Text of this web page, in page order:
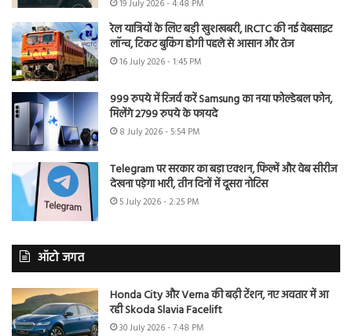
19 July 2026 - 4:48 PM
रेल यात्रियों के लिए बड़ी खुशखबरी, IRCTC की नई वेबसाइट
लॉन्च, टिकट बुकिंग होगी पहले से आसान और तेज
16 July 2026 - 1:45 PM
999 रुपये में रिजर्व करें Samsung का नया फोल्डेबल फोन,
मिलेंगे 2799 रुपये के फायदे
8 July 2026 - 5:54 PM
Telegram पर सरकार का बड़ा एक्शन, फिल्में और वेब सीरीज
देखना पड़ेगा भारी, तीन दिनों में दूसरा नोटिस
5 July 2026 - 2:25 PM
ऑटो जगत
Honda City और Verna की बढ़ी टेंशन, नए अवतार में आ
रही Skoda Slavia Facelift
30 July 2026 - 7:48 PM